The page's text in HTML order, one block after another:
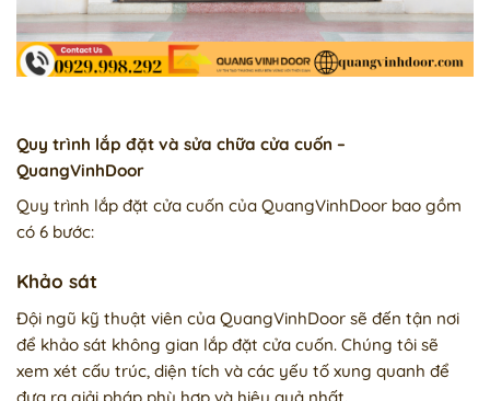
Quy trình lắp đặt và sửa chữa cửa cuốn –
QuangVinhDoor
Quy trình lắp đặt cửa cuốn của QuangVinhDoor bao gồm
có 6 bước:
Khảo sát
Đội ngũ kỹ thuật viên của QuangVinhDoor sẽ đến tận nơi
để khảo sát không gian lắp đặt cửa cuốn. Chúng tôi sẽ
xem xét cấu trúc, diện tích và các yếu tố xung quanh để